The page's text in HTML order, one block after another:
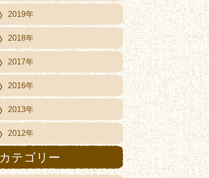
2019年
2018年
2017年
2016年
2013年
2012年
カテゴリー